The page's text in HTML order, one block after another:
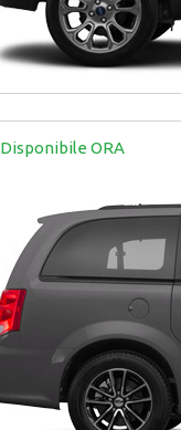
Disponibile ORA